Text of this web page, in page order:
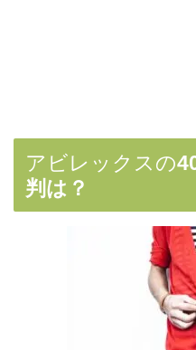
アビレックスの
判は？